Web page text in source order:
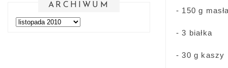
- 150 g
- 3 białka
- 30 g kaszy
ARCHIWUM